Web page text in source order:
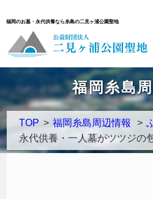
福岡のお墓・永代供養なら糸島の二見ヶ浦公園聖地
福岡糸島
TOP > 福岡糸島周辺情報 >
永代供養・一人墓がツツジの